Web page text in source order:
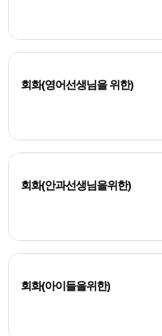
회화(영어선생님을 위한)
회화(안과선생님을위한)
회화(아이들을위한)